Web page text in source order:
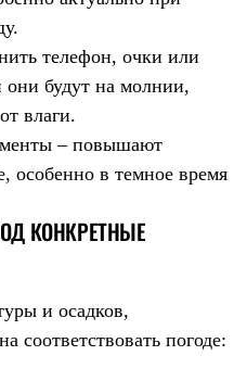
телефон, очки или
будут на молнии,
влаги.
– повышают
особенно в темное время
КОНКРЕТНЫЕ
и осадков,
соответствовать погоде: